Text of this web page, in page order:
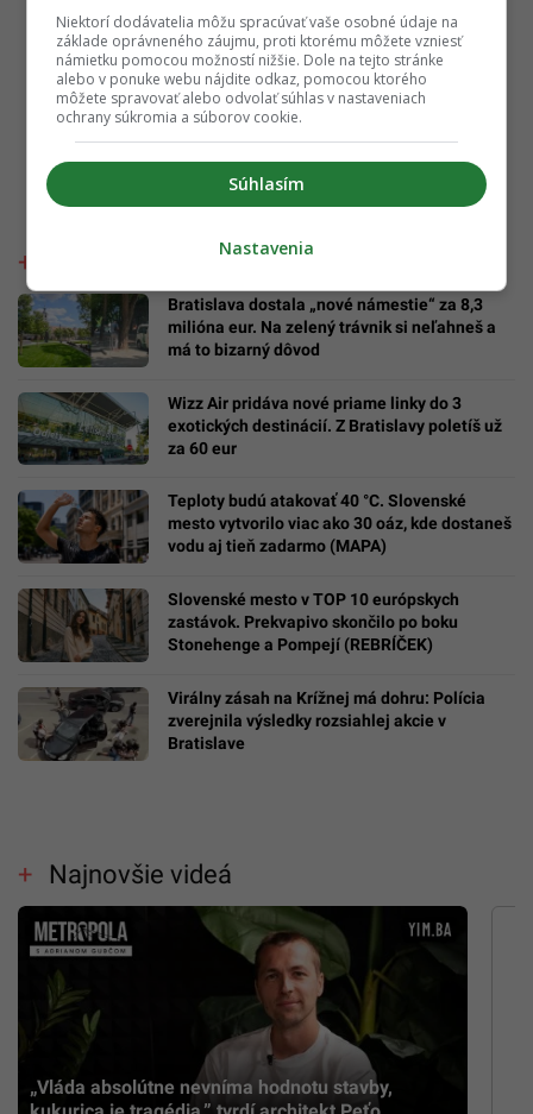
Bratislava dostala „nové námestie“ za 8,3
milióna eur. Na zelený trávnik si neľahneš a
má to bizarný dôvod
Wizz Air pridáva nové priame linky do 3
exotických destinácií. Z Bratislavy poletíš už
za 60 eur
Teploty budú atakovať 40 °C. Slovenské
mesto vytvorilo viac ako 30 oáz, kde dostaneš
vodu aj tieň zadarmo (MAPA)
Slovenské mesto v TOP 10 európskych
zastávok. Prekvapivo skončilo po boku
Stonehenge a Pompejí (REBRÍČEK)
Virálny zásah na Krížnej má dohru: Polícia
zverejnila výsledky rozsiahlej akcie v
Bratislave
Najnovšie videá
„Vláda absolútne nevníma hodnotu stavby,
Niektorí dodávatelia môžu spracúvať vaše osobné údaje na
základe oprávneného záujmu, proti ktorému môžete vzniesť
námietku pomocou možností nižšie. Dole na tejto stránke
alebo v ponuke webu nájdite odkaz, pomocou ktorého
môžete spravovať alebo odvolať súhlas v nastaveniach
ochrany súkromia a súborov cookie.
Súhlasím
Nastavenia